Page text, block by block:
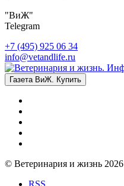
"ВиЖ"
Telegram
+7 (495) 925 06 34
info@vetandlife.ru
Газета ВиЖ. Купить
© Ветеринария и жизнь 2026